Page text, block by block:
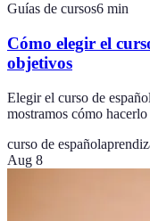
Guías de cursos6 min
Cómo elegir el
objetivos
Elegir el curso de
mostramos cómo
curso de español
Aug 8